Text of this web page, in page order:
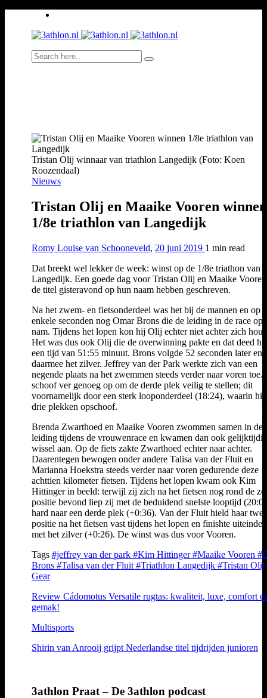
Tristan Olij winnaar van triathlon Langedijk (Foto: Koen
Roozendaal)
Nieuws
Tristan Olij en Maaike Vooren winnen
1/8e triathlon van Langedijk
Romy Louise van Schooneveld, 20 juni 2019 1 min read
Dat breekt wel lekker de week: winst op de 1/8e triathon van
Langedijk. Een goede dag voor Tristan Olij en Maaike
de titel gisteravond op hun naam hebben geschreven.
Na het zwem- en fietsonderdeel was het bij de mannen en op
enkele seconden nog Omar Brons die de leiding in de race op
nam. Tijdens het lopen kon hij Olij echter niet achter zich
Het was dus ook Olij die de overwinning pakte en dat deed
een tijd van 51:55 minuut. Brons volgde 52 seconden later en
daarmee het zilver. Jeffrey van der Park werkte zich van een
negende plaats na het zwemmen steeds verder naar voren toe.
schoof ver genoeg op om de derde plek veilig te stellen; dit
voornamelijk door een sterk looponderdeel (18:24), waarin hij
drie plekken opschoof.
Brenda Zwarthoed en Maaike Vooren zwommen samen in de
leiding tijdens de vrouwenrace en kwamen dan ook
wissel aan. Op de fiets zakte Zwarthoed echter naar achter.
Daarentegen bewogen onder andere Talisa van der Fluit en
Marianna Hoekstra steeds verder naar voren gedurende deze
achttien kilometer fietsen. Tijdens het lopen kwam ook Kim
Hittinger in beeld: terwijl zij zich na het fietsen nog rond de
positie bevond liep zij met de beduidend snelste looptijd
hard naar een derde plek (+0:36). Van der Fluit hield haar
positie na het fietsen vast tijdens het lopen en finishte
met het zilver (+0:26). De winst was dus voor Vooren.
Tags #jeffrey van der park #Kim Hittinger#Maaike Vooren
Brons #Talisa van der Fluit #Triathlon Langedijk #Tristan Olij
Gear
Review Cádomotus Versatile rugtas: kwaliteit, luxe, comfort
gemak!
Multisports
Shirin van Anrooij grijpt Nederlandse titel tijdrijden junioren
3athlon Praat – De 3athlon podcast